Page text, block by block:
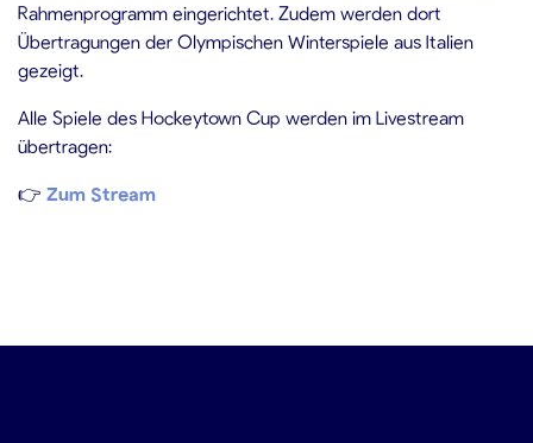
Rahmenprogramm eingerichtet. Zudem werden dort
Übertragungen der Olympischen Winterspiele aus Italien
gezeigt.
Alle Spiele des Hockeytown Cup werden im Livestream
übertragen:
👉 Zum Stream